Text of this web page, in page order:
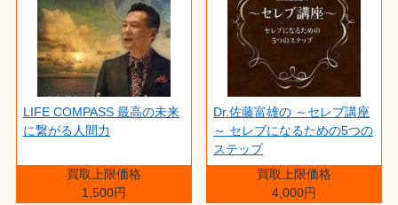
LIFE COMPASS 最高の未来
に繋がる人間力
買取上限価格
1,500円
Dr.佐藤富雄の ～セレブ講座
～ セレブになるための5つの
ステップ
買取上限価格
4,000円